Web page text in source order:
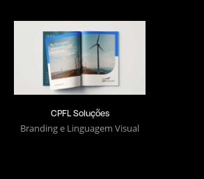
CPFL Soluções
Branding e Linguagem Visual